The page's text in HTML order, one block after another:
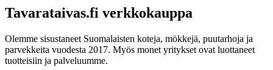
Tavarataivas.fi verkkokauppa
Olemme sisustaneet Suomalaisten koteja, mökkejä, puutarhoja ja
parvekkeita vuodesta 2017. Myös monet yritykset ovat luottaneet
tuotteisiin ja palveluumme.